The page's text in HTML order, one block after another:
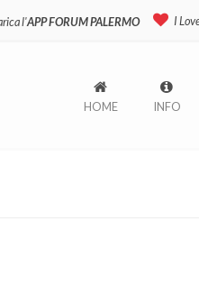
l'APP FORUM PALERMO I
HOME INFO